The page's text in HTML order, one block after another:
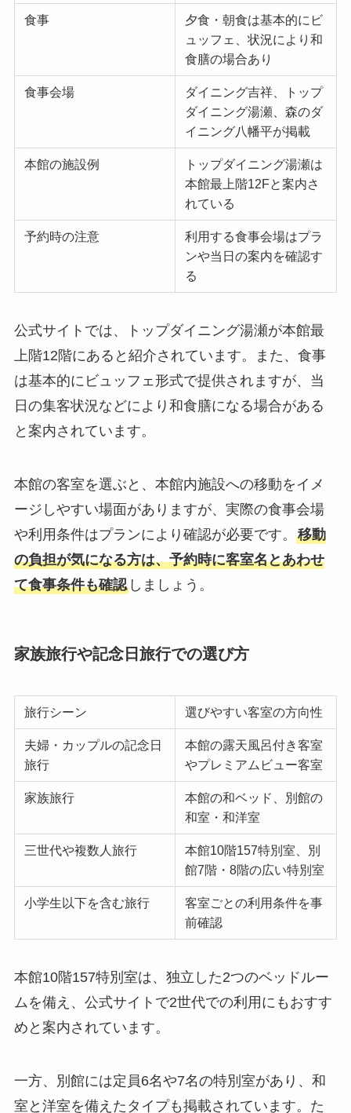
食事
夕食・朝食は基本的にビ
ュッフェ、状況により和
食膳の場合あり
食事会場
ダイニング吉祥、トップ
ダイニング湯瀬、森のダ
イニング八幡平が掲載
本館の施設例
トップダイニング湯瀬は
本館最上階12Fと案内さ
れている
予約時の注意
利用する食事会場はプラ
ンや当日の案内を確認す
る
公式サイトでは、トップダイニング湯瀬が本館最
上階12階にあると紹介されています。また、食事
は基本的にビュッフェ形式で提供されますが、当
日の集客状況などにより和食膳になる場合がある
と案内されています。
本館の客室を選ぶと、本館内施設への移動をイメ
ージしやすい場面がありますが、実際の食事会場
や利用条件はプランにより確認が必要です。 移動
の負担が気になる方は、予約時に客室名とあわせ
て食事条件も確認しましょう。
家族旅行や記念日旅行での選び方
旅行シーン 選びやすい客室の方向性
夫婦・カップルの記念日
旅行
本館の露天風呂付き客室
やプレミアムビュー客室
家族旅行
本館の和ベッド、別館の
和室・和洋室
三世代や複数人旅行
本館10階157特別室、別
館7階・8階の広い特別室
小学生以下を含む旅行
客室ごとの利用条件を事
前確認
本館10階157特別室は、独立した2つのベッドルー
ムを備え、公式サイトで2世代での利用にもおすす
めと案内されています。
一方、別館には定員6名や7名の特別室があり、和
室と洋室を備えたタイプも掲載されています。た